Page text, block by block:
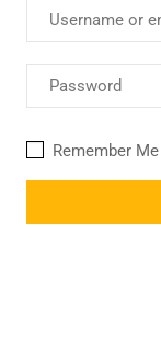
Remember Me